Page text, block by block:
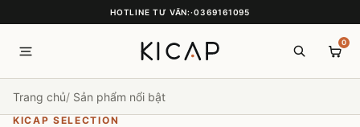
HOTLINE TƯ VẤN:·0369161095
0
Trang chủ Sản phẩm nổi bật
KICAP SELECTION